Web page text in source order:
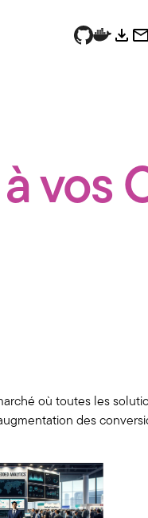
vos
où toutes les
des